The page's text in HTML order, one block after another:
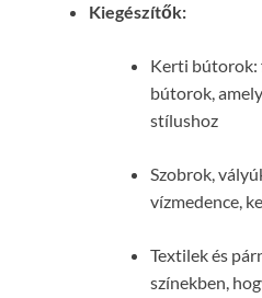
Kiegészítők:
Kerti bútorok:
bútorok,
stílushoz
Szobrok,
vízmedence,
Textilek és
színekben,